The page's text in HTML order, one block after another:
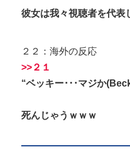
彼女は我々視聴者を代表
２２：海外の反応
>>２１
“ベッキー･･･マジか
死んじゃうｗｗｗ